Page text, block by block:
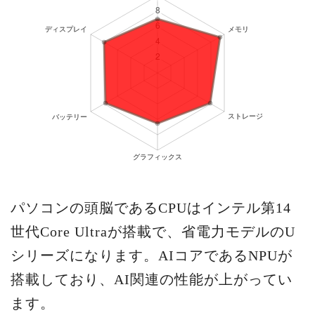
パソコンの頭脳であるCPUはインテル第14
世代Core Ultraが搭載で、省電力モデルのU
シリーズになります。AIコアであるNPUが
搭載しており、AI関連の性能が上がってい
ます。